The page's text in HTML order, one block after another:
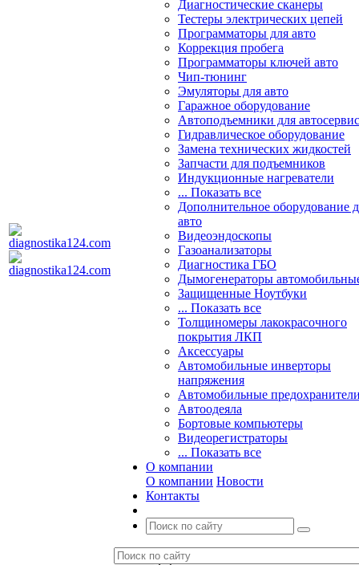
Диагностические сканеры
Тестеры электрических цепей
Программаторы для авто
Коррекция пробега
Программаторы ключей авто
Чип-тюнинг
Эмуляторы для авто
Гаражное оборудование
Автоподъемники для
Гидравлическое оборудование
Замена технических жидкостей
Запчасти для подъемников
Индукционные нагреватели
... Показать все
Дополнительное оборудование
авто
Видеоэндоскопы
Газоанализаторы
Диагностика ГБО
Дымогенераторы
Защищенные Ноутбуки
... Показать все
Толщиномеры лакокрасочного
покрытия ЛКП
Аксессуары
Автомобильные инверторы
напряжения
Автомобильные
Автоодеяла
Бортовые компьютеры
Видеорегистраторы
... Показать все
О компании
О компании Новости
Контакты